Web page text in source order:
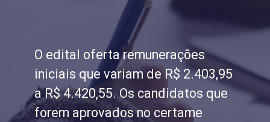
O edital oferta remunerações
iniciais que variam de R$ 2.403,95
a R$ 4.420,55. Os candidatos que
forem aprovados no certame